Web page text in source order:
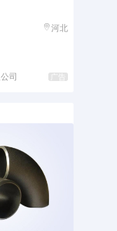
河北
司 广告